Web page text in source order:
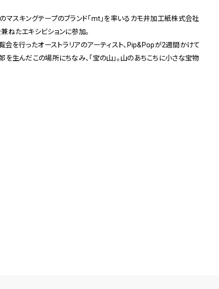
Plaza
若手作家の発掘・育成・支援を目的とした
公募展形式のアートフェスティバル
History&Archive
マスキングテープのブランド「mt」を率いるカモ井加工紙株式会社
ねたエキシビションに参加。
を行ったオーストラリアのアーティスト、Pip&Popが2週間かけて
を生んだこの場所にちなみ、「宝の山」。山のあちこちに小さな宝物